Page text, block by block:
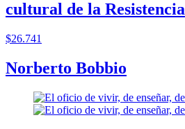
cultural de la Resistencia
$26.741
Norberto Bobbio